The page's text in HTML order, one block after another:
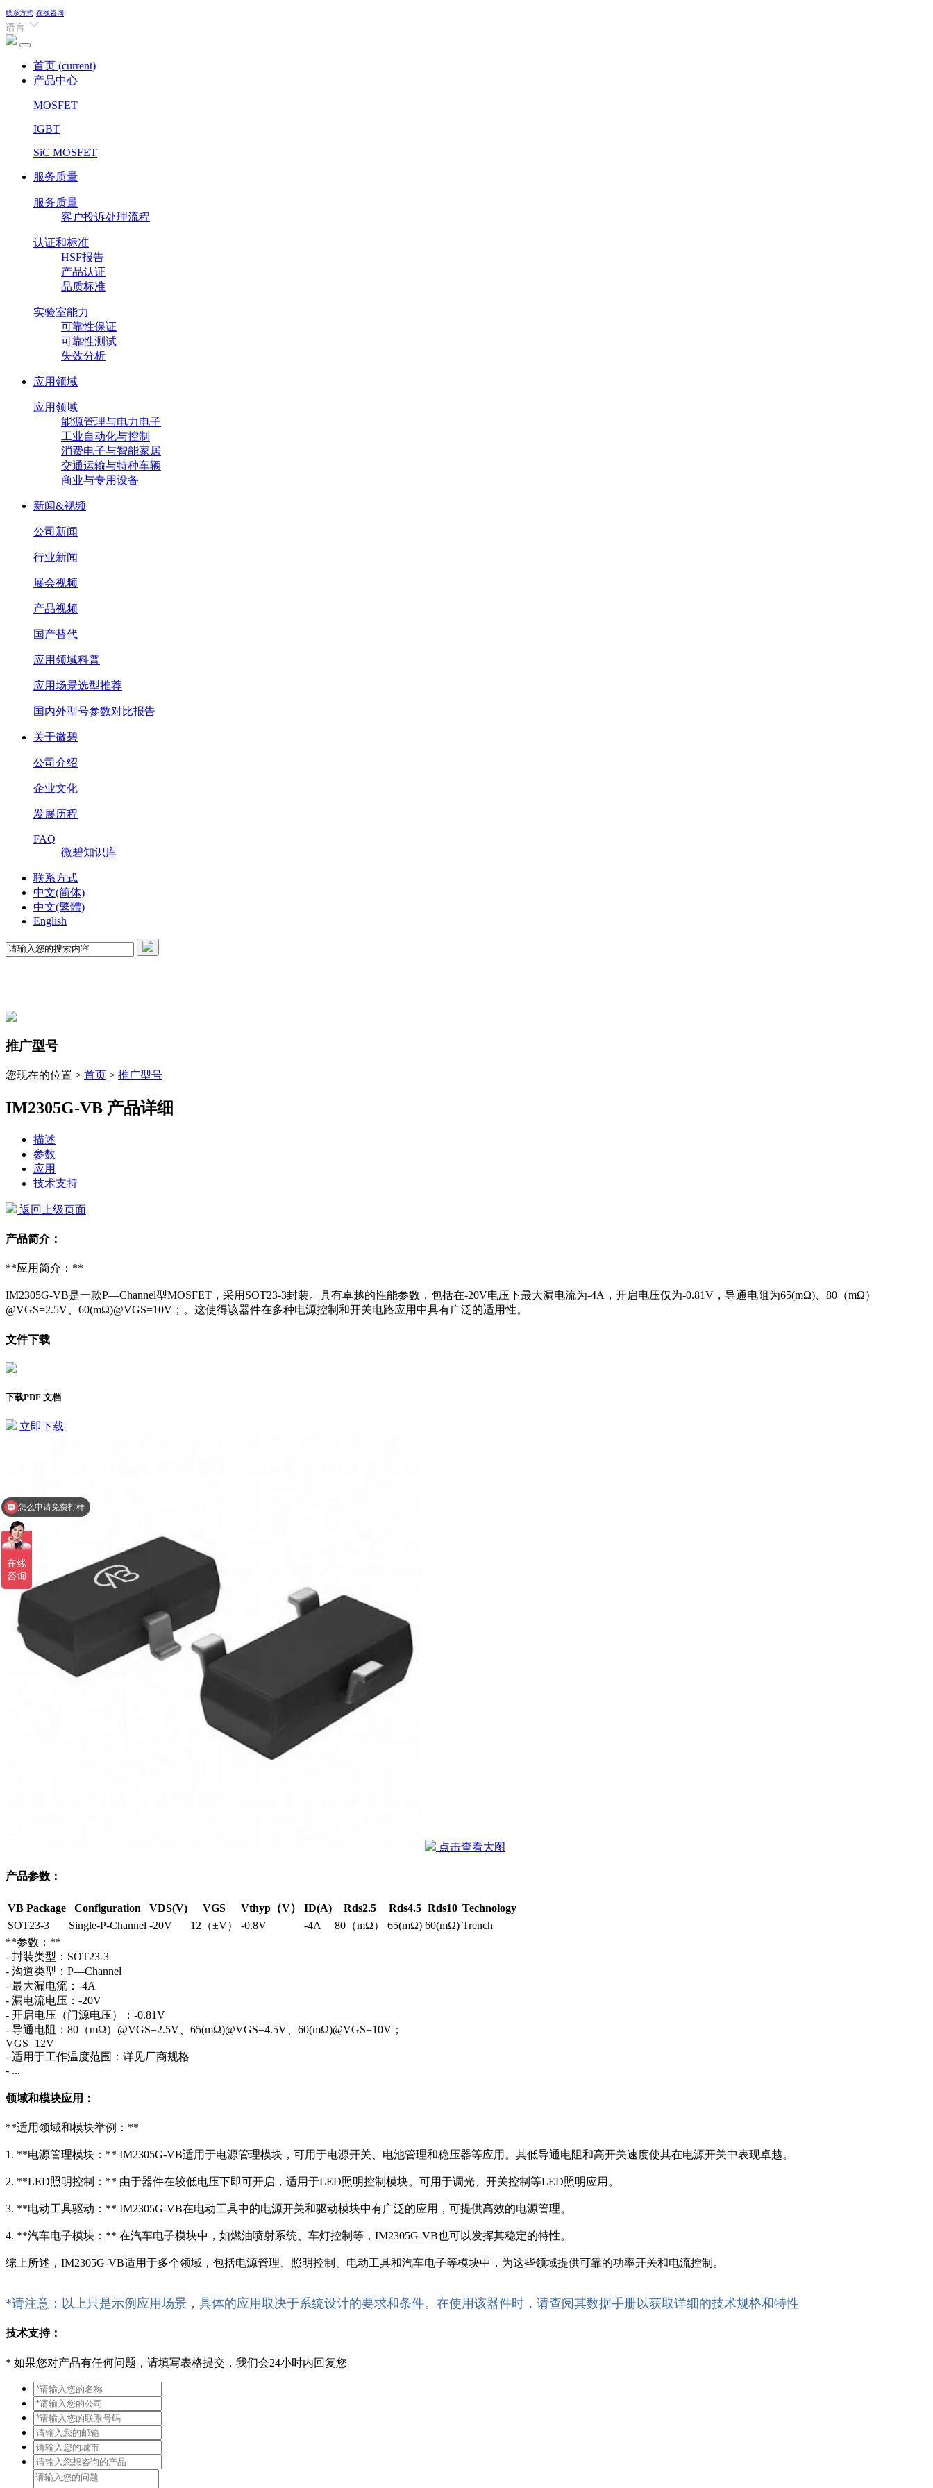
联系方式 在线咨询
语言
首页 (current)
产品中心
MOSFET
IGBT
SiC MOSFET
服务质量
服务质量
客户投诉处理流程
认证和标准
HSF报告
产品认证
品质标准
实验室能力
可靠性保证
可靠性测试
失效分析
应用领域
应用领域
能源管理与电力电子
工业自动化与控制
消费电子与智能家居
交通运输与特种车辆
商业与专用设备
新闻&视频
公司新闻
行业新闻
展会视频
产品视频
国产替代
应用领域科普
应用场景选型推荐
国内外型号参数对比报告
关于微碧
公司介绍
企业文化
发展历程
FAQ
微碧知识库
联系方式
中文(简体)
中文(繁體)
English
推广型号
您现在的位置 > 首页 > 推广型号
IM2305G-VB 产品详细
描述
参数
应用
技术支持
返回上级页面
产品简介：
**应用简介：**
IM2305G-VB是一款P—Channel型MOSFET，采用SOT23-3封装。具有卓越的性能参数，包括在-20V电压下最大漏电流为-4A，开启电压仅为-0.81V，导通电阻为65(mΩ)、80（mΩ）
@VGS=2.5V、60(mΩ)@VGS=10V；。这使得该器件在多种电源控制和开关电路应用中具有广泛的适用性。
文件下载
下载PDF 文档
立即下载
点击查看大图
产品参数：
VB Package Configuration VDS(V) VGS Vthyp（V） ID(A) Rds2.5 Rds4.5 Rds10 Technology
SOT23-3
Single-P-Channel -20V 12（±V） -0.8V -4A 80（mΩ） 65(mΩ) 60(mΩ) Trench
**参数：**
- 封装类型：SOT23-3
- 沟道类型：P—Channel
- 最大漏电流：-4A
- 漏电流电压：-20V
- 开启电压（门源电压）：-0.81V
- 导通电阻：80（mΩ）@VGS=2.5V、65(mΩ)@VGS=4.5V、60(mΩ)@VGS=10V；
VGS=12V
- 适用于工作温度范围：详见厂商规格
- ...
领域和模块应用：
**适用领域和模块举例：**
1. **电源管理模块：** IM2305G-VB适用于电源管理模块，可用于电源开关、电池管理和稳压器等应用。其低导通电阻和高开关速度使其在电源开关中表现卓越。
2. **LED照明控制：** 由于器件在较低电压下即可开启，适用于LED照明控制模块。可用于调光、开关控制等LED照明应用。
3. **电动工具驱动：** IM2305G-VB在电动工具中的电源开关和驱动模块中有广泛的应用，可提供高效的电源管理。
4. **汽车电子模块：** 在汽车电子模块中，如燃油喷射系统、车灯控制等，IM2305G-VB也可以发挥其稳定的特性。
综上所述，IM2305G-VB适用于多个领域，包括电源管理、照明控制、电动工具和汽车电子等模块中，为这些领域提供可靠的功率开关和电流控制。
*请注意：以上只是示例应用场景，具体的应用取决于系统设计的要求和条件。在使用该器件时，请查阅其数据手册以获取详细的技术规格和特性
技术支持：
* 如果您对产品有任何问题，请填写表格提交，我们会24小时内回复您
怎么申请免费打样